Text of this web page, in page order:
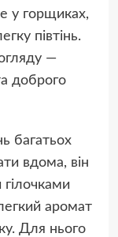
у горщиках,
півтінь.
—
доброго
багатьох
вдома, він
аромат
Для нього